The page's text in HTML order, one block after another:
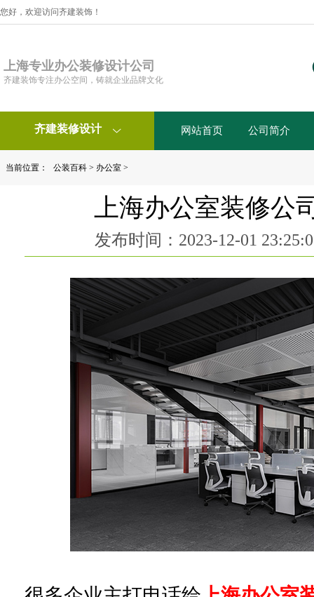
您好，欢迎访问齐建装饰！
上海专业办公装修设计公司
齐建装饰专注办公空间，铸就企业品牌文化
齐建装修设计  网站首页 公司简介
当前位置： 公装百科 > 办公室 >
上海办公室装修公
发布时间：2023-12-01